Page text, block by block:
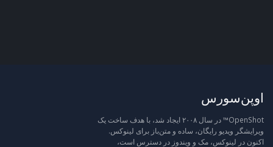
اوپن‌سورس
OpenShot™ در سال ۲۰۰۸ ایجاد شد، با هدف ساخت یک
ویرایشگر ویدیو رایگان، ساده و متن‌باز برای لینوکس.
اکنون در لینوکس، مک و ویندوز در دسترس است،